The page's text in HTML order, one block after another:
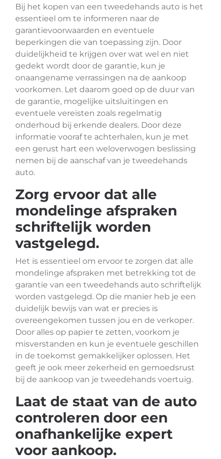
Bij het kopen van een tweedehands auto is het
essentieel om te informeren naar de
garantievoorwaarden en eventuele
beperkingen die van toepassing zijn. Door
duidelijkheid te krijgen over wat wel en niet
gedekt wordt door de garantie, kun je
onaangename verrassingen na de aankoop
voorkomen. Let daarom goed op de duur van
de garantie, mogelijke uitsluitingen en
eventuele vereisten zoals regelmatig
onderhoud bij erkende dealers. Door deze
informatie vooraf te achterhalen, kun je met
een gerust hart een weloverwogen beslissing
nemen bij de aanschaf van je tweedehands
auto.
Zorg ervoor dat alle
mondelinge afspraken
schriftelijk worden
vastgelegd.
Het is essentieel om ervoor te zorgen dat alle
mondelinge afspraken met betrekking tot de
garantie van een tweedehands auto schriftelijk
worden vastgelegd. Op die manier heb je een
duidelijk bewijs van wat er precies is
overeengekomen tussen jou en de verkoper.
Door alles op papier te zetten, voorkom je
misverstanden en kun je eventuele geschillen
in de toekomst gemakkelijker oplossen. Het
geeft je ook meer zekerheid en gemoedsrust
bij de aankoop van je tweedehands voertuig.
Laat de staat van de auto
controleren door een
onafhankelijke expert
voor aankoop.